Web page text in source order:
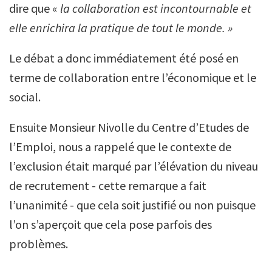
dire que « la collaboration est incontournable et
elle enrichira la pratique de tout le monde. »
Le débat a donc immédiatement été posé en
terme de collaboration entre l’économique et le
social.
Ensuite Monsieur Nivolle du Centre d’Etudes de
l’Emploi, nous a rappelé que le contexte de
l’exclusion était marqué par l’élévation du niveau
de recrutement - cette remarque a fait
l’unanimité - que cela soit justifié ou non puisque
l’on s’aperçoit que cela pose parfois des
problèmes.